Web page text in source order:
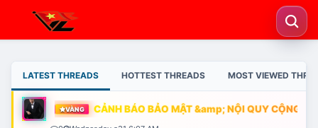
LATEST THREADS HOTTEST THREADS MOST VIEWED
VÀNG CẢNH BÁO BẢO MẬT &amp; NỘI QUY CỘNG